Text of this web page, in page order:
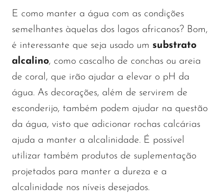
E como manter a água com as condições
semelhantes àquelas dos lagos africanos? Bom,
é interessante que seja usado um substrato
alcalino, como cascalho de conchas ou areia
de coral, que irão ajudar a elevar o pH da
água. As decorações, além de servirem de
esconderijo, também podem ajudar na questão
da água, visto que adicionar rochas calcárias
ajuda a manter a alcalinidade. É possível
utilizar também produtos de suplementação
projetados para manter a dureza e a
alcalinidade nos níveis desejados.